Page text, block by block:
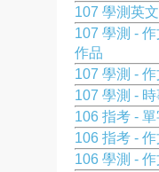
107 學測英
107 學測 -
作品
107 學測 -
107 學測 -
106 指考 -
106 指考 -
106 學測 -